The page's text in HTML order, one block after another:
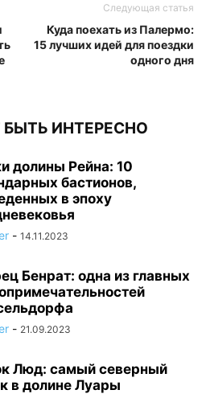
Следующая статья
Куда поехать из Палермо:
15 лучших идей для поездки
одного дня
ИНТЕРЕСНО
долины Рейна: 10
бастионов,
в эпоху
- 14.11.2023
Бенрат: одна из главных
- 21.09.2023
Люд: самый северный
в долине Луары